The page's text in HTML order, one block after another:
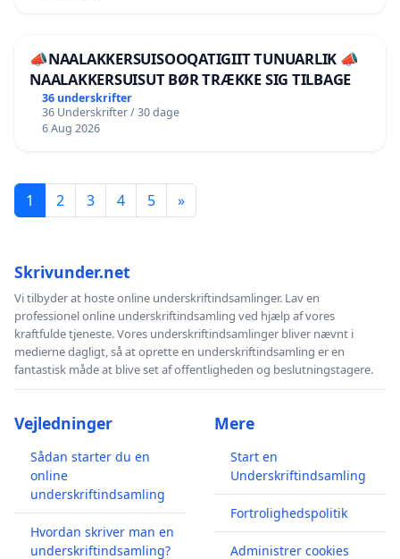
📣NAALAKKERSUISOOQATIGIIT TUNUARLIK 📣
NAALAKKERSUISUT BØR TRÆKKE SIG TILBAGE
36 underskrifter
36 Underskrifter / 30 dage
6 Aug 2026
1 2 3 4 5 »
Skrivunder.net
Vi tilbyder at hoste online underskriftindsamlinger. Lav en
professionel online underskriftindsamling ved hjælp af vores
kraftfulde tjeneste. Vores underskriftindsamlinger bliver nævnt i
medierne dagligt, så at oprette en underskriftindsamling er en
fantastisk måde at blive set af offentligheden og beslutningstagere.
Vejledninger
Sådan starter du en
online
underskriftindsamling
Hvordan skriver man en
underskriftindsamling?
Mere
Start en
Underskriftindsamling
Fortrolighedspolitik
Administrer cookies